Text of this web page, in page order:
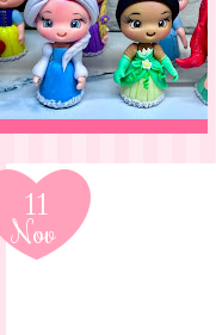
11
Nov